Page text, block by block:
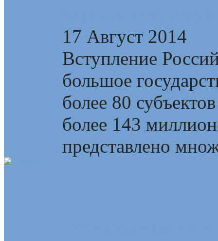
17 Август 2014
Вступление
большое
более 80
более 143
представлено